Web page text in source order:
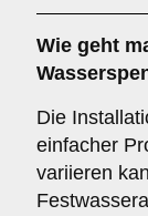
Wie geht
Die
einfacher
variieren